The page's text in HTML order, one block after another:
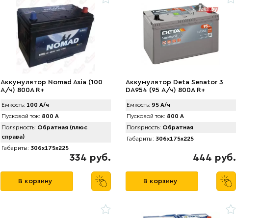
Аккумулятор Nomad Asia (100
А/ч) 800A R+
Емкость: 100 А/ч
Пусковой ток: 800 А
Полярность: Обратная (плюс
справа)
Габариты: 306x175x225
334 руб.
В корзину
Аккумулятор Deta Senator 3
DA954 (95 А/ч) 800A R+
Емкость: 95 А/ч
Пусковой ток: 800 А
Полярность: Обратная
Габариты: 306x175x225
444 руб.
В корзину